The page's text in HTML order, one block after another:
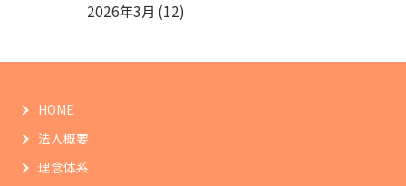
2026年3月 (12)
HOME
法人概要
理念体系